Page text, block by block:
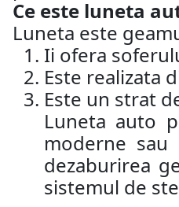
Ce este luneta
Luneta este
Ii ofera
Este realizata
Este un strat
Luneta auto
moderne
dezaburirea
sistemul de